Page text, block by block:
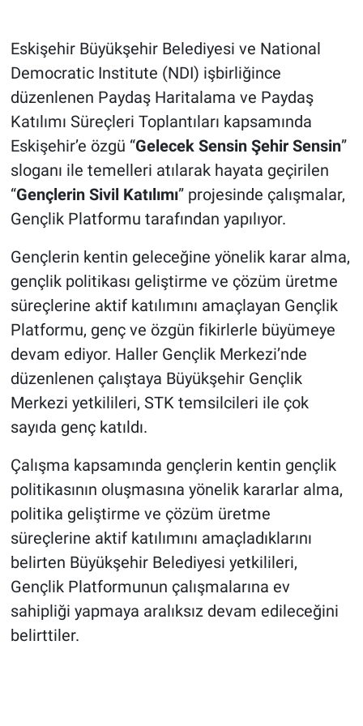
Eskişehir Büyükşehir Belediyesi ve National
Democratic Institute (NDI) işbirliğince
düzenlenen Paydaş Haritalama ve Paydaş
Katılımı Süreçleri Toplantıları kapsamında
Eskişehir’e özgü “Gelecek Sensin Şehir Sensin”
sloganı ile temelleri atılarak hayata geçirilen
“Gençlerin Sivil Katılımı” projesinde çalışmalar,
Gençlik Platformu tarafından yapılıyor.
Gençlerin kentin geleceğine yönelik karar alma,
gençlik politikası geliştirme ve çözüm üretme
süreçlerine aktif katılımını amaçlayan Gençlik
Platformu, genç ve özgün fikirlerle büyümeye
devam ediyor. Haller Gençlik Merkezi’nde
düzenlenen çalıştaya Büyükşehir Gençlik
Merkezi yetkilileri, STK temsilcileri ile çok
sayıda genç katıldı.
Çalışma kapsamında gençlerin kentin gençlik
politikasının oluşmasına yönelik kararlar alma,
politika geliştirme ve çözüm üretme
süreçlerine aktif katılımını amaçladıklarını
belirten Büyükşehir Belediyesi yetkilileri,
Gençlik Platformunun çalışmalarına ev
sahipliği yapmaya aralıksız devam edileceğini
belirttiler.